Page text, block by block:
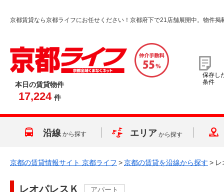
京都賃貸なら京都ライフにお任せください！京都府下で21店舗展開中。物件掲
本日の賃貸物件
17,224 件
保存し
条件
沿線 から探す エリア から探す
京都の賃貸情報サイト 京都ライフ >京都の賃貸を沿線から探す >
レオパレスＫ アパート